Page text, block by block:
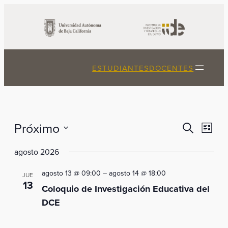
ESTUDIANTESDOCENTES
vistas
Buscar
Lista
Próximo
fecha.
agosto 2026
JUE
13
agosto 13 @ 09:00 – agosto 14 @ 18:00
Coloquio de Investigación Educativa del
DCE